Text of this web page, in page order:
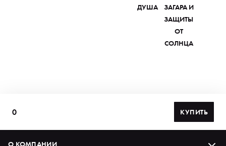
ДУША
ЗАГАРА И
ЗАЩИТЫ
ОТ
СОЛНЦА
0 КУПИТЬ
О КОМПАНИИ